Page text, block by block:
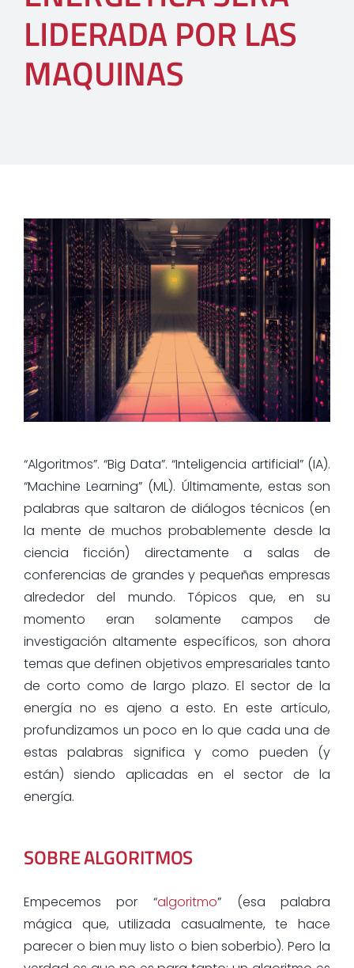
LIDERADA POR LAS
MAQUINAS
“Algoritmos”. “Big Data”. “Inteligencia artificial” (IA).
“Machine Learning” (ML). Últimamente, estas son
palabras que saltaron de diálogos técnicos (en
la mente de muchos probablemente desde la
ciencia ficción) directamente a salas de
conferencias de grandes y pequeñas empresas
alrededor del mundo. Tópicos que, en su
momento eran solamente campos de
investigación altamente específicos, son ahora
temas que definen objetivos empresariales tanto
de corto como de largo plazo. El sector de la
energía no es ajeno a esto. En este artículo,
profundizamos un poco en lo que cada una de
estas palabras significa y como pueden (y
están) siendo aplicadas en el sector de la
energía.
SOBRE ALGORITMOS
Empecemos por “algoritmo” (esa palabra
mágica que, utilizada casualmente, te hace
parecer o bien muy listo o bien soberbio). Pero la